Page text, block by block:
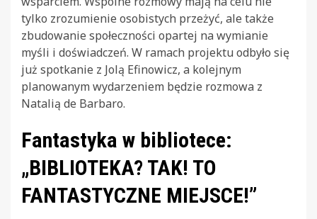
tylko zrozumienie osobistych przeżyć, ale także
zbudowanie społeczności opartej na wymianie
myśli i doświadczeń. W ramach projektu odbyło się
już spotkanie z Jolą Efinowicz, a kolejnym
planowanym wydarzeniem będzie rozmowa z
Natalią de Barbaro.
Fantastyka w bibliotece:
„BIBLIOTEKA? TAK! TO
FANTASTYCZNE MIEJSCE!”